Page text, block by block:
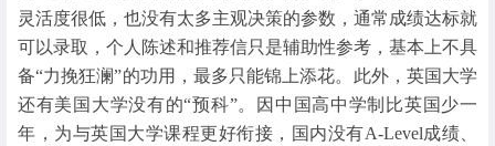
灵活度很低，也没有太多主观决策的参数，通常成绩达标就
可以录取，个人陈述和推荐信只是辅助性参考，基本上不具
备“力挽狂澜”的功用，最多只能锦上添花。此外，英国大学
还有美国大学没有的“预科”。因中国高中学制比英国少一
年，为与英国大学课程更好衔接，国内没有A-Level成绩、